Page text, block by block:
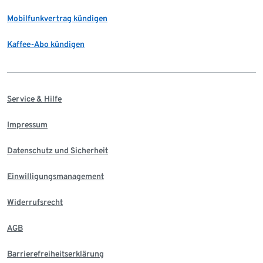
Mobilfunkvertrag kündigen
Kaffee-Abo kündigen
Service & Hilfe
Impressum
Datenschutz und Sicherheit
Einwilligungsmanagement
Widerrufsrecht
AGB
Barrierefreiheitserklärung